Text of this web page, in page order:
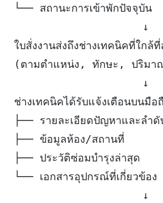
└── สถานะการเข้าพักปัจจุบัน
                    ↓
ใบสั่งงานส่งถึงช่างเทคนิคที่ใกล้
(ตามตำแหน่ง, ทักษะ, ปริมา
                    ↓
ช่างเทคนิคได้รับแจ้งเตือนบนมือ
├── รายละเอียดปัญหาและลำ
├── ข้อมูลห้อง/สถานที่
├── ประวัติซ่อมบำรุงล่าสุด
└── เอกสารอุปกรณ์ที่เกี่ยวข้อง
                    ↓